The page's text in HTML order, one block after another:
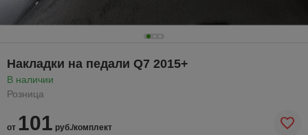
Накладки на педали Q7 2015+
В наличии
Розница
от 101 руб./комплект